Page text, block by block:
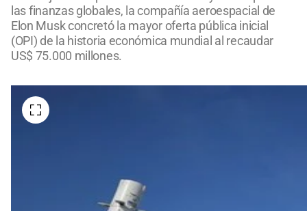
las finanzas globales, la compañía aeroespacial de
Elon Musk concretó la mayor oferta pública inicial
(OPI) de la historia económica mundial al recaudar
US$ 75.000 millones.